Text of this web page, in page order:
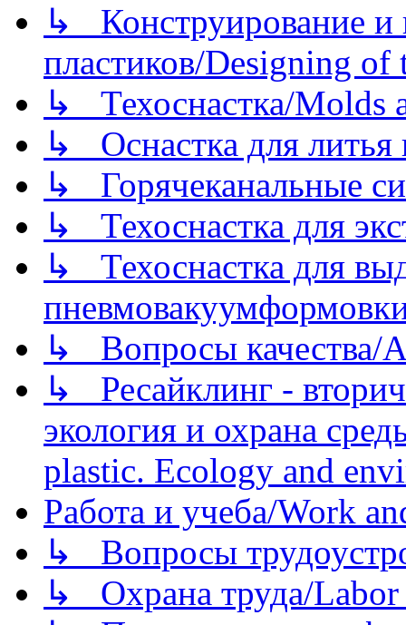
↳ Конструирование и
пластиков/Designing of
↳ Техоснастка/Molds
↳ Оснастка для литья
↳ Горячеканальные
↳ Техоснастка для
↳ Техоснастка для
↳ Вопросы качества/
↳ Ресайклинг -
экология и охрана
plastic. Ecology and
Работа и учеба/Work
↳ Вопросы
↳ Охрана труда/Labor